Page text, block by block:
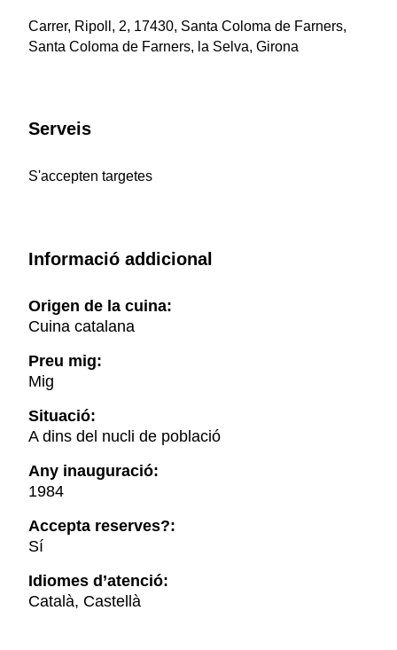
Carrer, Ripoll, 2, 17430, Santa Coloma de Farners,
Santa Coloma de Farners, la Selva, Girona
Serveis
S'accepten targetes
Informació addicional
Origen de la cuina:
Cuina catalana
Preu mig:
Mig
Situació:
A dins del nucli de població
Any inauguració:
1984
Accepta reserves?:
Sí
Idiomes d’atenció:
Català, Castellà